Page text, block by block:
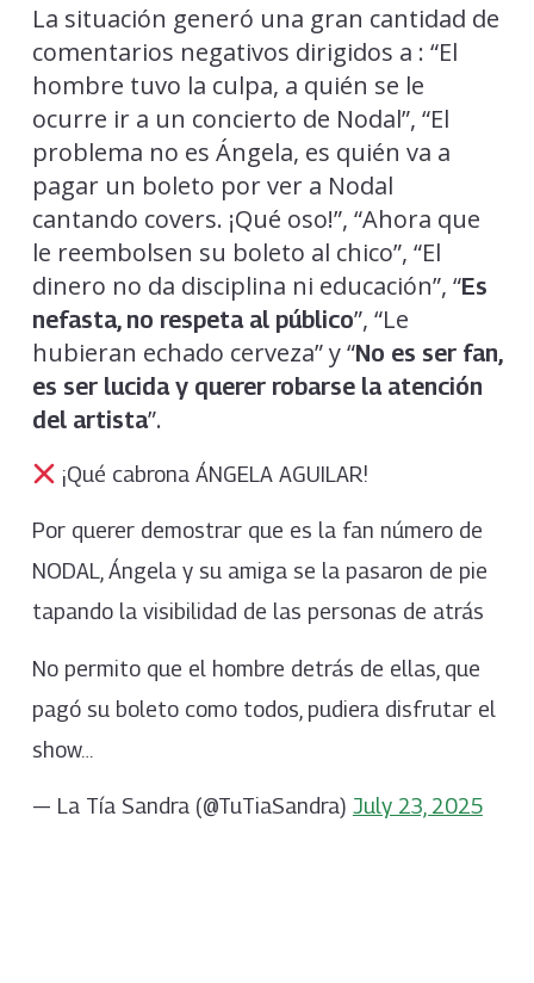
La situación generó una gran cantidad de
comentarios negativos dirigidos a : “El
hombre tuvo la culpa, a quién se le
ocurre ir a un concierto de Nodal”, “El
problema no es Ángela, es quién va a
pagar un boleto por ver a Nodal
cantando covers. ¡Qué oso!”, “Ahora que
le reembolsen su boleto al chico”, “El
dinero no da disciplina ni educación”, “Es
nefasta, no respeta al público”, “Le
hubieran echado cerveza” y “No es ser fan,
es ser lucida y querer robarse la atención
del artista”.
¡Qué cabrona ÁNGELA AGUILAR!
Por querer demostrar que es la fan número de
NODAL, Ángela y su amiga se la pasaron de pie
tapando la visibilidad de las personas de atrás
No permito que el hombre detrás de ellas, que
pagó su boleto como todos, pudiera disfrutar el
show…
— La Tía Sandra (@TuTiaSandra) July 23, 2025